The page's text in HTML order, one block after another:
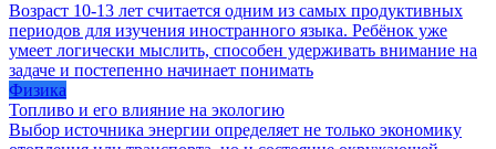
Возраст 10-13 лет считается одним из самых продуктивных
периодов для изучения иностранного языка. Ребёнок уже
умеет логически мыслить, способен удерживать внимание на
задаче и постепенно начинает понимать
Физика
Топливо и его влияние на экологию
Выбор источника энергии определяет не только экономику